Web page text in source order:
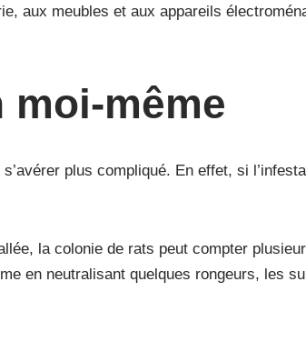
aux meubles et aux appareils
même
plus compliqué. En effet, si
la colonie de rats peut compter
en neutralisant quelques rongeurs, les